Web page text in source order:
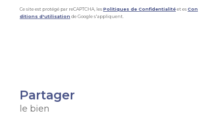
Ce site est protégé par reCAPTCHA, lesPolitiques de Confidentialitéet esCon
ditions d'utilisation de Google s'appliquent.
partager
le bien